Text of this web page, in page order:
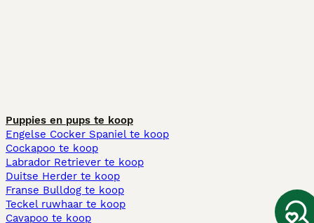
Puppies en pups te koop
Engelse Cocker Spaniel te koop
Cockapoo te koop
Labrador Retriever te koop
Duitse Herder te koop
Franse Bulldog te koop
Teckel ruwhaar te koop
Cavapoo te koop